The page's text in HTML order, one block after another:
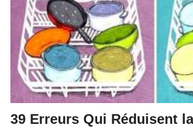
39 Erreurs Qui Réduisent